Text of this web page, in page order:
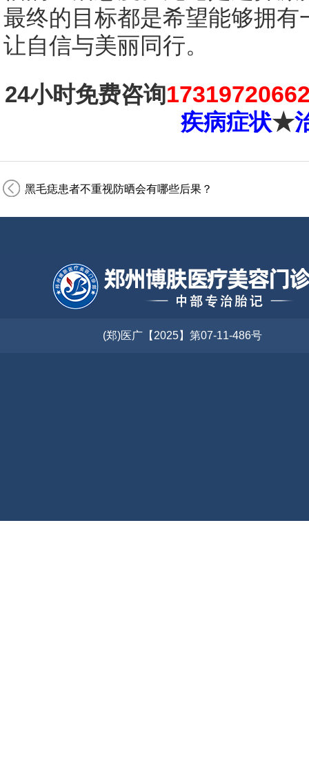
最终的目标都是希望能够拥
让自信与美丽同行。
24小时免费咨询
疾病症状★
黑毛痣患者不重视防晒会有哪些后果？
(郑)医广【2025】第07-11-486号